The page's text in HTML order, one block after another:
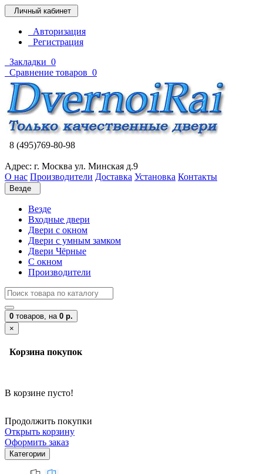
Личный кабинет
Авторизация
Регистрация
Закладки 0
Сравнение товаров 0
8 (495)769-80-98
Адрес: г. Москва ул. Минская д.9
О нас Производители Доставка Установка Контакты
Везде
Везде
Входные двери
Двери с окном
Двери с умным замком
Двери Чёрные
C окном
Производители
0 товаров, на 0 р.
×
Корзина покупок
В корзине пусто!
Продолжить покупки
Открыть корзину
Оформить заказ
Категории